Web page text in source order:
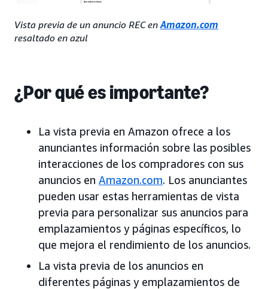
Vista previa de un anuncio REC en Amazon.com
resaltado en azul
¿Por qué es importante?
La vista previa en Amazon ofrece a los
anunciantes información sobre las posibles
interacciones de los compradores con sus
anuncios en Amazon.com. Los anunciantes
pueden usar estas herramientas de vista
previa para personalizar sus anuncios para
emplazamientos y páginas específicos, lo
que mejora el rendimiento de los anuncios.
La vista previa de los anuncios en
diferentes páginas y emplazamientos de